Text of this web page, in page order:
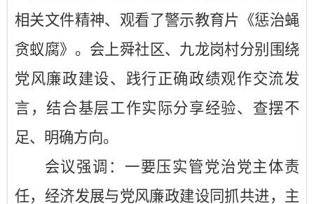
相关文件精神、观看了警示教育片《惩治蝇
贪蚁腐》 。 会上舜社区、九龙岗村分别围绕
党风廉政建设、践行正确政绩观作交流发
言，结合基层工作实际分享经验、查摆不
足、明确方向。
会议强调 ： 一要压实管党治党主体责
任，经济发展与党风廉政建设同抓共进，主